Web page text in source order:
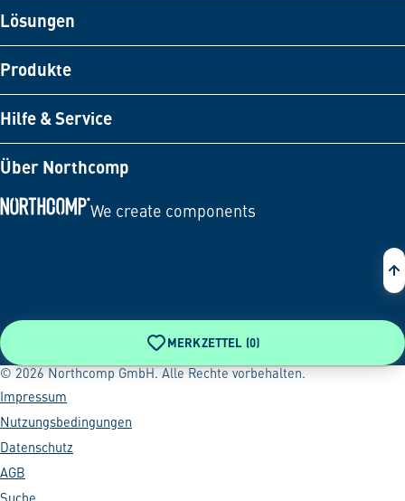
Lösungen
Produkte
Hilfe & Service
Über Northcomp
We create components
MERKZETTEL (0)
© 2026 Northcomp GmbH. Alle Rechte vorbehalten.
Impressum
Nutzungsbedingungen
Datenschutz
AGB